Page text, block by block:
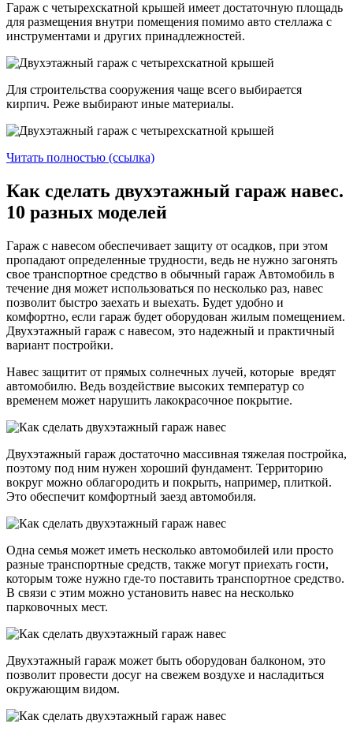
Гараж с четырехскатной крышей имеет достаточную площадь
для размещения внутри помещения помимо авто стеллажа с
инструментами и других принадлежностей.
Для строительства сооружения чаще всего выбирается
кирпич. Реже выбирают иные материалы.
Читать полностью (ссылка)
Как сделать двухэтажный гараж навес.
10 разных моделей
Гараж с навесом обеспечивает защиту от осадков, при этом
пропадают определенные трудности, ведь не нужно загонять
свое транспортное средство в обычный гараж Автомобиль в
течение дня может использоваться по несколько раз, навес
позволит быстро заехать и выехать. Будет удобно и
комфортно, если гараж будет оборудован жилым помещением.
Двухэтажный гараж с навесом, это надежный и практичный
вариант постройки.
Навес защитит от прямых солнечных лучей, которые вредят
автомобилю. Ведь воздействие высоких температур со
временем может нарушить лакокрасочное покрытие.
Двухэтажный гараж достаточно массивная тяжелая постройка,
поэтому под ним нужен хороший фундамент. Территорию
вокруг можно облагородить и покрыть, например, плиткой.
Это обеспечит комфортный заезд автомобиля.
Одна семья может иметь несколько автомобилей или просто
разные транспортные средств, также могут приехать гости,
которым тоже нужно где-то поставить транспортное средство.
В связи с этим можно установить навес на несколько
парковочных мест.
Двухэтажный гараж может быть оборудован балконом, это
позволит провести досуг на свежем воздухе и насладиться
окружающим видом.